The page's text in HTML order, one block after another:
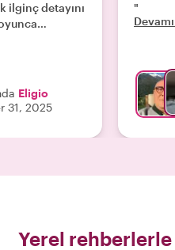
ilginç detayını
arazisinin
bize
paha
bir
Eğer bir
Eligio
31, 2025
"
Yerel